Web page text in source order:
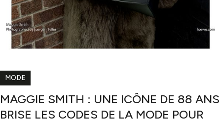
MODE
MAGGIE SMITH : UNE ICÔNE DE 88 ANS
BRISE LES CODES DE LA MODE POUR